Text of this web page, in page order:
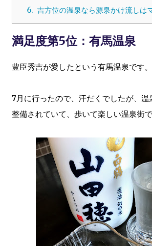
6. 吉方位の温泉なら源泉かけ流しは
満足度第5位：有馬温泉
豊臣秀吉が愛したという有馬温泉です。
7月に行ったので、汗だくでしたが、温
整備されていて、歩いて楽しい温泉街で